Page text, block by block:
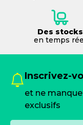
Des stocks
en temps
Inscrivez-
et ne
exclusifs